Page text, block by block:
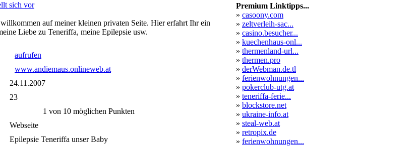
sich vor
auf meiner kleinen privaten Seite. Hier erfahrt Ihr ein
Liebe zu Teneriffa, meine Epilepsie usw.
aufrufen
www.andiemaus.onlineweb.at
24.11.2007
23
1 von 10 möglichen Punkten
Webseite
Epilepsie Teneriffa unser Baby
Premium Linktipps...
» casoony.com
» zeltverleih-sac...
» casino.besucher...
» kuechenhaus-onl...
» thermenland-url...
» thermen.pro
» derWebman.de.tl
» ferienwohnungen...
» pokerclub-utg.at
» teneriffa-ferie...
» blockstore.net
» ukraine-info.at
» steal-web.at
» retropix.de
» ferienwohnungen...